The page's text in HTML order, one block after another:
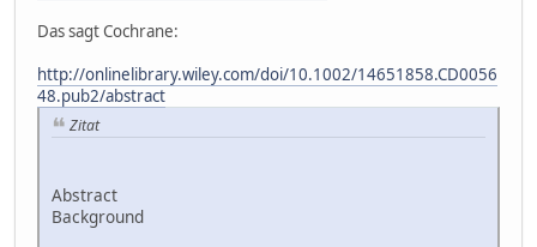
Das sagt Cochrane:
http://onlinelibrary.wiley.com/doi/10.1002/14651858.CD0056
48.pub2/abstract
Zitat
Abstract
Background